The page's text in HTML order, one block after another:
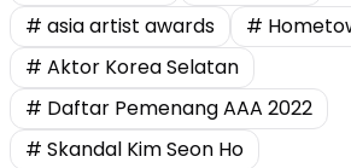
# asia artist awards
#
# Aktor Korea Selatan
# Daftar Pemenang AAA 2022
# Skandal Kim Seon Ho